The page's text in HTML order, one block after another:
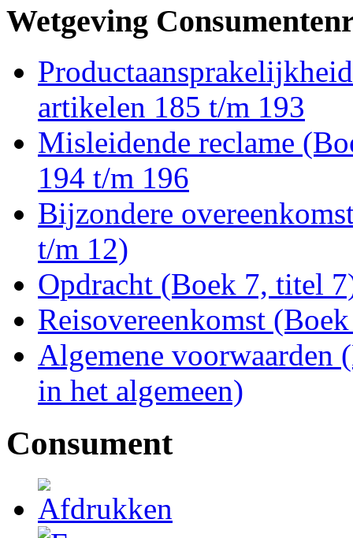
Wetgeving
artikelen 185 t/m 193
Misleidende reclame
194 t/m 196
Bijzondere
t/m 12)
Opdracht (Boek 7, titel
Reisovereenkomst
Algemene voorwaarden
in het algemeen)
Consument